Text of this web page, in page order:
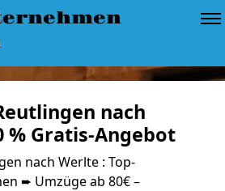
nach
% Gratis-Angebot
nach Werlte : Top-
➨ Umzüge ab 80€ –